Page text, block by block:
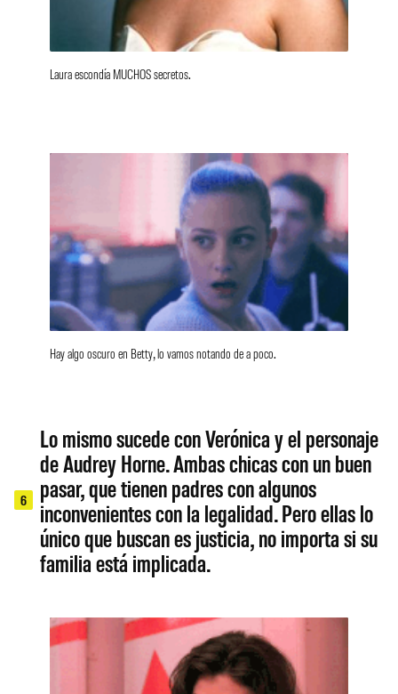
Laura escondía MUCHOS secretos.
Hay algo oscuro en Betty, lo vamos notando de a poco.
6
Lo mismo sucede con Verónica y el personaje
de Audrey Horne. Ambas chicas con un buen
pasar, que tienen padres con algunos
inconvenientes con la legalidad. Pero ellas lo
único que buscan es justicia, no importa si su
familia está implicada.